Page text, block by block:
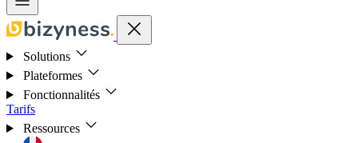
Solutions
Plateformes
Fonctionnalités
Tarifs
Ressources